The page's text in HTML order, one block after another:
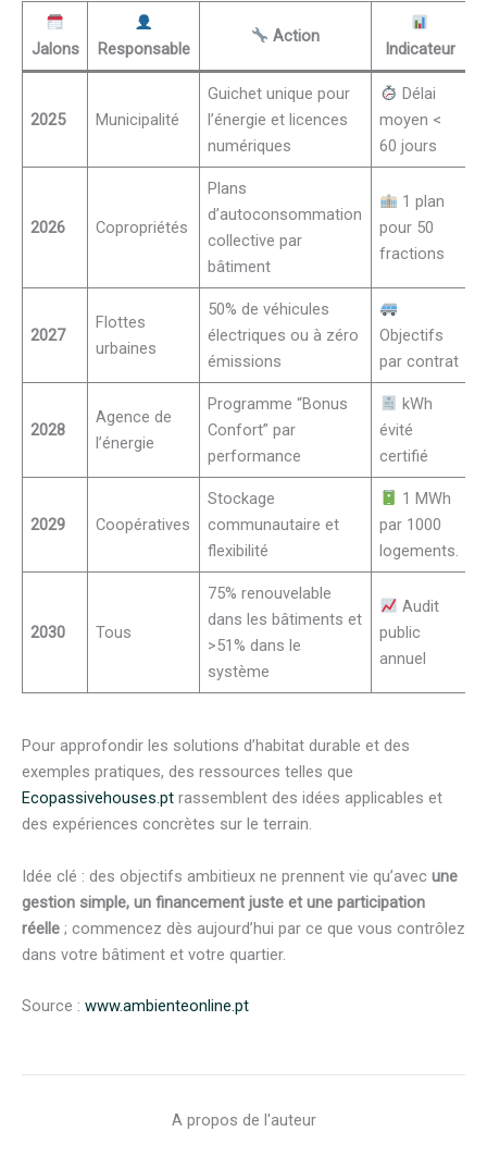
Jalons Responsable
Action
Indicateur
2025 Municipalité
Guichet unique pour
l’énergie et licences
numériques
Délai
moyen <
60 jours
2026 Copropriétés
Plans
d’autoconsommation
collective par
bâtiment
1 plan
pour 50
fractions
2027
Flottes
urbaines
50% de véhicules
électriques ou à zéro
émissions
Objectifs
par contrat
2028
Agence de
l’énergie
Programme “Bonus
Confort” par
performance
kWh
évité
certifié
2029 Coopératives
Stockage
communautaire et
flexibilité
1 MWh
par 1000
logements.
2030 Tous
75% renouvelable
dans les bâtiments et
>51% dans le
système
Audit
public
annuel
Pour approfondir les solutions d’habitat durable et des
exemples pratiques, des ressources telles que
Ecopassivehouses.pt rassemblent des idées applicables et
des expériences concrètes sur le terrain.
Idée clé : des objectifs ambitieux ne prennent vie qu’avec une
gestion simple, un financement juste et une participation
réelle ; commencez dès aujourd’hui par ce que vous contrôlez
dans votre bâtiment et votre quartier.
Source : www.ambienteonline.pt
A propos de l'auteur